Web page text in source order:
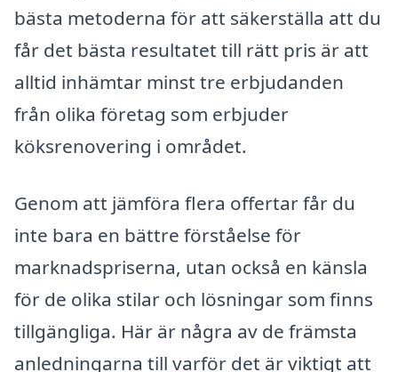
bästa metoderna för att säkerställa att du
får det bästa resultatet till rätt pris är att
alltid inhämtar minst tre erbjudanden
från olika företag som erbjuder
köksrenovering i området.
Genom att jämföra flera offertar får du
inte bara en bättre förståelse för
marknadspriserna, utan också en känsla
för de olika stilar och lösningar som finns
tillgängliga. Här är några av de främsta
anledningarna till varför det är viktigt att